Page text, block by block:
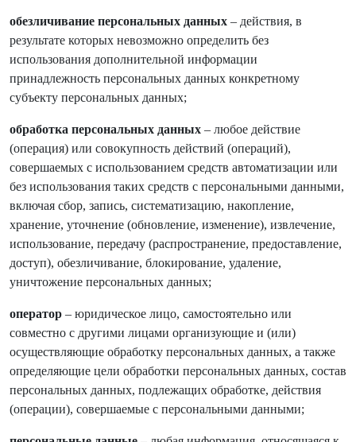
обезличивание персональных данных – действия, в
результате которых невозможно определить без
использования дополнительной информации
принадлежность персональных данных конкретному
субъекту персональных данных;
обработка персональных данных – любое действие
(операция) или совокупность действий (операций),
совершаемых с использованием средств автоматизации или
без использования таких средств с персональными данными,
включая сбор, запись, систематизацию, накопление,
хранение, уточнение (обновление, изменение), извлечение,
использование, передачу (распространение, предоставление,
доступ), обезличивание, блокирование, удаление,
уничтожение персональных данных;
оператор – юридическое лицо, самостоятельно или
совместно с другими лицами организующие и (или)
осуществляющие обработку персональных данных, а также
определяющие цели обработки персональных данных, состав
персональных данных, подлежащих обработке, действия
(операции), совершаемые с персональными данными;